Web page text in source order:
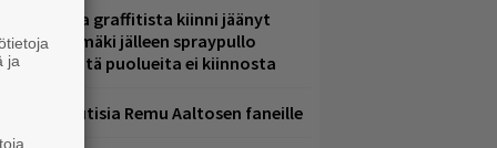
Laittomasta graffitista kiinni jäänyt
Arhinmäki jälleen spraypullo
– näitä puolueita ei kiinnosta
Mainioita uutisia Remu Aaltosen faneille
ja